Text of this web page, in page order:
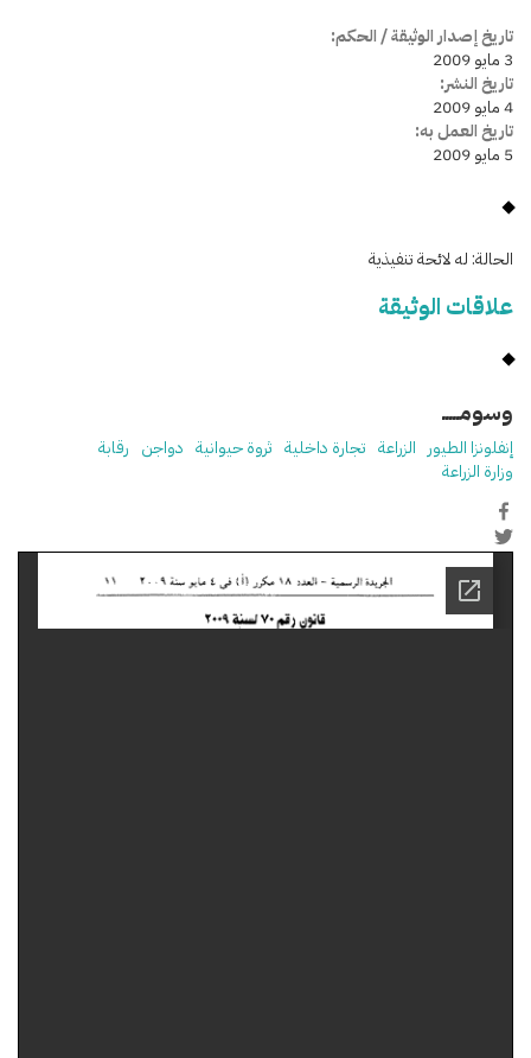
تاريخ إصدار الوثيقة / الحكم:
3 مايو 2009
تاريخ النشر:
4 مايو 2009
تاريخ العمل به:
5 مايو 2009
الحالة: له لائحة تنفيذية
علاقات الوثيقة
وسومـــــ
إنفلونزا الطيور الزراعة تجارة داخلية ثروة حيوانية دواجن رقابة
وزارة الزراعة